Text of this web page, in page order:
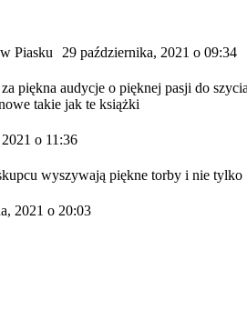
Piasku 29 października, 2021 o 09:34
piękna audycje o pięknej pasji do
takie jak te książki
o 11:36
wyszywają piękne torby i nie tylko
2021 o 20:03